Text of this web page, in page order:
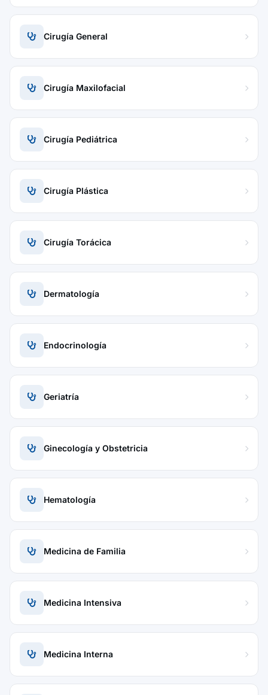
Cirugía General
Cirugía Maxilofacial
Cirugía Pediátrica
Cirugía Plástica
Cirugía Torácica
Dermatología
Endocrinología
Geriatría
Ginecología y Obstetricia
Hematología
Medicina de Familia
Medicina Intensiva
Medicina Interna